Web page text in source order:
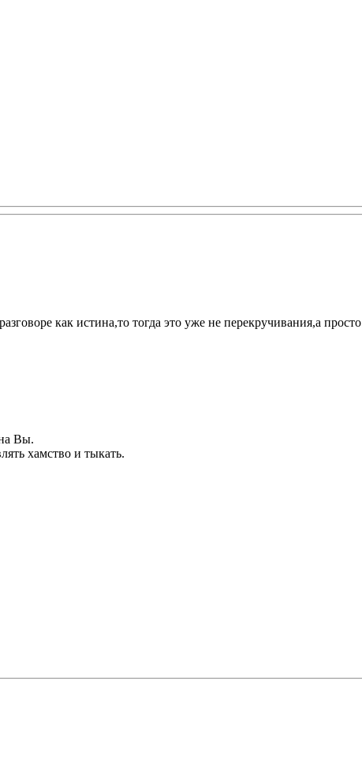
как истина,то тогда это уже не перекручивания,а просто
Вы.
хамство и тыкать.